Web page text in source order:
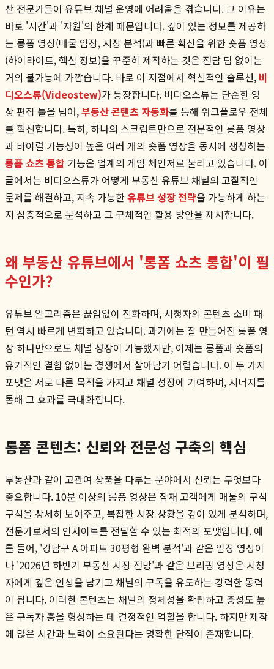
산 전문가들이 유튜브 채널 운영에 어려움을 겪습니다. 그 이유는
바로 '시간'과 '자원'의 한계 때문입니다. 깊이 있는 정보를 제공하
는 롱폼 영상(매물 임장, 시장 분석)과 빠른 확산을 위한 숏폼 영상
(하이라이트, 핵심 정보)을 꾸준히 제작하는 것은 전담 팀 없이는
거의 불가능에 가깝습니다. 바로 이 지점에서 혁신적인 솔루션, 비
디오스튜(Videostew)가 등장합니다. 비디오스튜는 단순한 영
상 편집 툴을 넘어,부동산 콘텐츠 자동화를 통해 워크플로우 전체
를 혁신합니다. 특히, 하나의 스크립트만으로 전문적인 롱폼 영상
과 바이럴 가능성이 높은 여러 개의 숏폼 영상을 동시에 생성하는
롱폼 쇼츠 통합 기능은 업계의 게임 체인저로 불리고 있습니다. 이
글에서는 비디오스튜가 어떻게 부동산 유튜브 채널의 고질적인
문제를 해결하고, 지속 가능한유튜브 성장 전략을 가능하게 하는
지 심층적으로 분석하고 그 구체적인 활용 방안을 제시합니다.
왜 부동산 유튜브에서 '롱폼 쇼츠 통합'이 필
수인가?
유튜브 알고리즘은 끊임없이 진화하며, 시청자의 콘텐츠 소비 패
턴 역시 빠르게 변화하고 있습니다. 과거에는 잘 만들어진 롱폼 영
상 하나만으로도 채널 성장이 가능했지만, 이제는 롱폼과 숏폼의
유기적인 결합 없이는 경쟁에서 살아남기 어렵습니다. 이 두 가지
포맷은 서로 다른 목적을 가지고 채널 성장에 기여하며, 시너지를
통해 그 효과를 극대화합니다.
롱폼 콘텐츠: 신뢰와 전문성 구축의 핵심
부동산과 같이 고관여 상품을 다루는 분야에서 신뢰는 무엇보다
중요합니다. 10분 이상의 롱폼 영상은 잠재 고객에게 매물의 구석
구석을 상세히 보여주고, 복잡한 시장 상황을 깊이 있게 분석하며,
전문가로서의 인사이트를 전달할 수 있는 최적의 포맷입니다. 예
를 들어, '강남구 A 아파트 30평형 완벽 분석'과 같은 임장 영상이
나 '2026년 하반기 부동산 시장 전망'과 같은 브리핑 영상은 시청
자에게 깊은 인상을 남기고 채널의 구독을 유도하는 강력한 동력
이 됩니다. 이러한 콘텐츠는 채널의 정체성을 확립하고 충성도 높
은 구독자 층을 형성하는 데 결정적인 역할을 합니다. 하지만 제작
에 많은 시간과 노력이 소요된다는 명확한 단점이 존재합니다.